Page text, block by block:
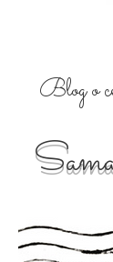
Blog o